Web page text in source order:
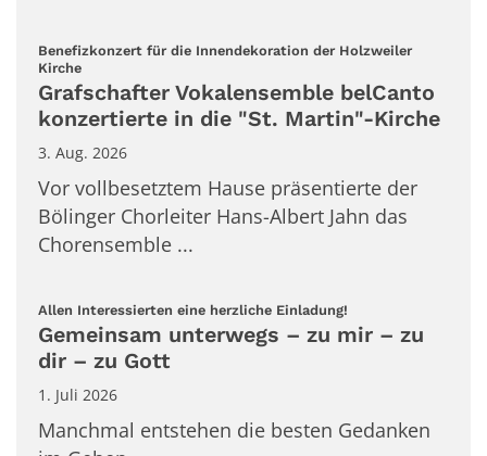
Benefizkonzert für die Innendekoration der Holzweiler
Kirche:
Grafschafter Vokalensemble belCanto
konzertierte in die "St. Martin"-Kirche
3. Aug. 2026
Vor vollbesetztem Hause präsentierte der
Bölinger Chorleiter Hans-Albert Jahn das
Chorensemble ...
Allen Interessierten eine herzliche Einladung!
Gemeinsam unterwegs – zu mir – zu
dir – zu Gott
1. Juli 2026
Manchmal entstehen die besten Gedanken